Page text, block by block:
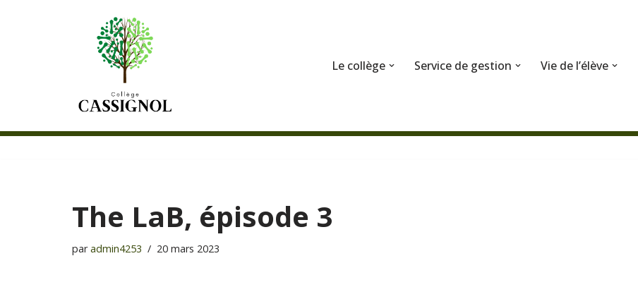
Le collège Service de gestion Vie de l’élève
The LaB, épisode 3
paradmin4253 20 mars 2023